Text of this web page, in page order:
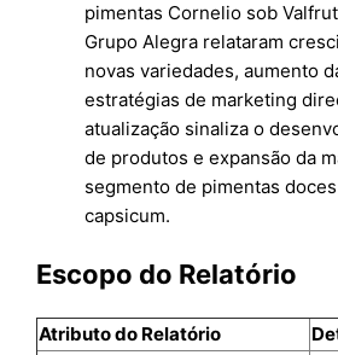
pimentas Cornelio sob
Grupo Alegra relataram
novas variedades, aumento
estratégias de marketing
atualização sinaliza o
de produtos e expansão da
segmento de pimentas
capsicum.
Escopo do Relatório
Atributo do Relatório